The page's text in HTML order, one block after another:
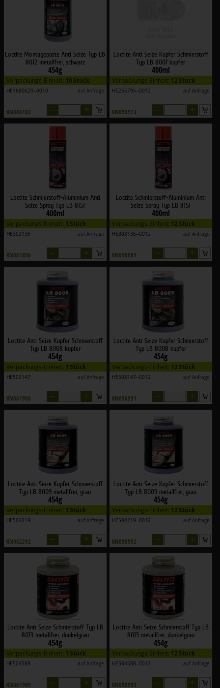
Loctite Montagepaste Anti Seize Typ LB
8012 metallfrei, schwarz
454g
Verpackungs-Einheit: 10 Stück
HE1680620--0010 auf Anfrage
KN086102
Loctite Anti Seize Kupfer Schmierstoff
Typ LB 8007 kupfer
400ml
Verpackungs-Einheit: 12 Stück
HE255795--0012 auf Anfrage
KN090973
Loctite Schmierstoff-Aluminium Anti
Seize Spray Typ LB 8151
400ml
Verpackungs-Einheit: 1 Stück
HE303136 auf Anfrage
KN061896
Loctite Schmierstoff-Aluminium Anti
Seize Spray Typ LB 8151
400ml
Verpackungs-Einheit: 12 Stück
HE303136--0012 auf Anfrage
KN090981
Loctite Anti Seize Kupfer Schmierstoff
Typ LB 8008 kupfer
454g
Verpackungs-Einheit: 1 Stück
HE503147 auf Anfrage
KN061908
Loctite Anti Seize Kupfer Schmierstoff
Typ LB 8008 kupfer
454g
Verpackungs-Einheit: 12 Stück
HE503147--0012 auf Anfrage
KN090991
Loctite Anti Seize Kupfer Schmierstoff
Typ LB 8009 metallfrei, grau
454g
Verpackungs-Einheit: 1 Stück
HE504219 auf Anfrage
KN062292
Loctite Anti Seize Kupfer Schmierstoff
Typ LB 8009 metallfrei, grau
454g
Verpackungs-Einheit: 12 Stück
HE504219--0012 auf Anfrage
KN090992
Loctite Anti Seize Schmierstoff Typ LB
8013 metallfrei, dunkelgrau
454g
Verpackungs-Einheit: 1 Stück
HE504588 auf Anfrage
KN061909
Loctite Anti Seize Schmierstoff Typ LB
8013 metallfrei, dunkelgrau
454g
Verpackungs-Einheit: 12 Stück
HE504588--0012 auf Anfrage
KN090993